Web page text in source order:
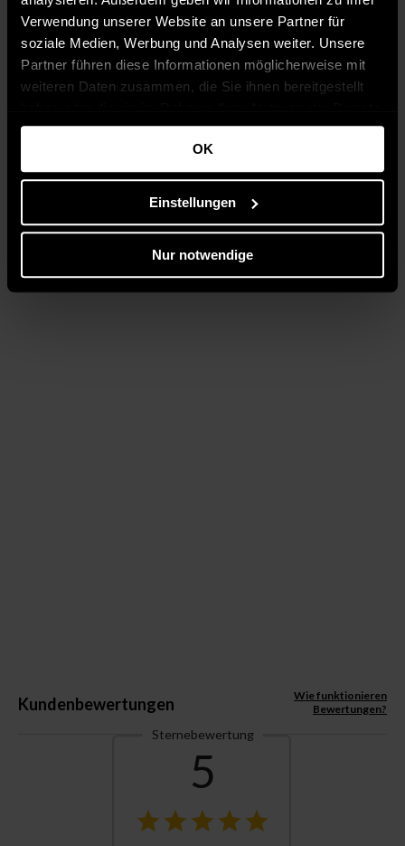
Verwendung unserer Website an unsere Partner für
soziale Medien, Werbung und Analysen weiter. Unsere
Partner führen diese Informationen möglicherweise mit
weiteren Daten zusammen, die Sie ihnen bereitgestellt
gesammelt haben.
OK
Einstellungen
Nur notwendige
Kundenbewertungen
Wie funktionieren
Bewertungen?
Sternebewertung
5